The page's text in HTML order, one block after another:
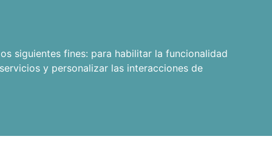
siguientes fines: para habilitar la funcionalidad
y personalizar las interacciones de